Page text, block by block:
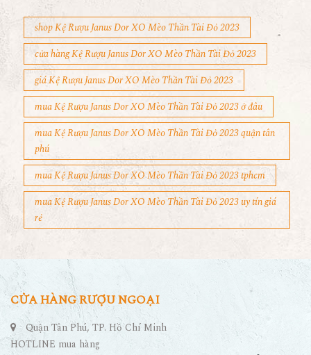
shop Kệ Rượu Janus Dor XO Mèo Thần Tài Đỏ 2023
cửa hàng Kệ Rượu Janus Dor XO Mèo Thần Tài Đỏ 2023
giá Kệ Rượu Janus Dor XO Mèo Thần Tài Đỏ 2023
mua Kệ Rượu Janus Dor XO Mèo Thần Tài Đỏ 2023 ở đâu
mua Kệ Rượu Janus Dor XO Mèo Thần Tài Đỏ 2023 quận tân
phú
mua Kệ Rượu Janus Dor XO Mèo Thần Tài Đỏ 2023 tphcm
mua Kệ Rượu Janus Dor XO Mèo Thần Tài Đỏ 2023 uy tín giá
rẻ
CỬA HÀNG RƯỢU NGOẠI
Quận Tân Phú, TP. Hồ Chí Minh
HOTLINE mua hàng